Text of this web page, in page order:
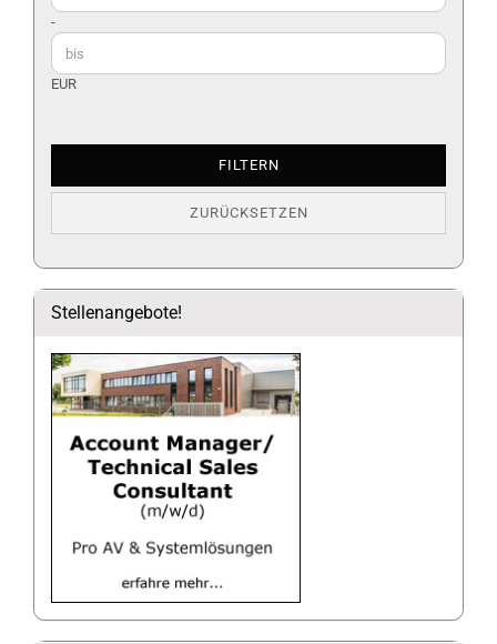
-
EUR
FILTERN
ZURÜCKSETZEN
Stellenangebote!